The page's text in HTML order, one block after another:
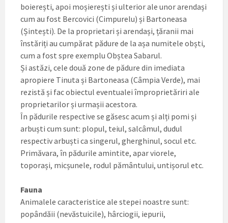
boierești, apoi moșierești și ulterior ale unor arendași
cum au fost Bercovici (Cimpurelu) și Bartoneasa
(Șintești). De la proprietari și arendași, țăranii mai
înstăriți au cumpărat pădure de la așa numitele obști,
cum a fost spre exemplu Obștea Sabarul.
Și astăzi, cele două zone de pădure din imediata
apropiere Tinuta și Bartoneasa (Câmpia Verde), mai
rezistă și fac obiectul eventualei împroprietăriri ale
proprietarilor și urmașii acestora.
În pădurile respective se găsesc acum și alți pomi și
arbuști cum sunt: plopul, teiul, salcâmul, dudul
respectiv arbuști ca singerul, gherghinul, socul etc.
Primăvara, în pădurile amintite, apar viorele,
toporași, micșunele, rodul pământului, untișorul etc.
Fauna
Animalele caracteristice ale stepei noastre sunt:
popândăii (nevăstuicile), hârciogii, iepurii,